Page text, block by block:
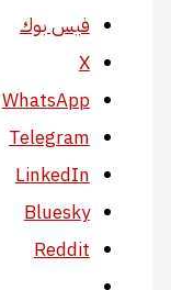
فيس بوك
X
WhatsApp
Telegram
LinkedIn
Bluesky
Reddit